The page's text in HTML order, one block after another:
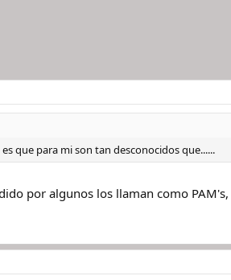
es que para mi son tan desconocidos que......
por algunos los llaman como